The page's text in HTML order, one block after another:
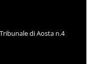
di Aosta n.4